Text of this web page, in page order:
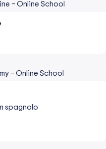
spagnolo